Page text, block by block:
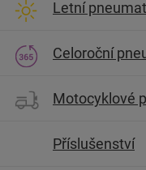
Letní
Celoroční
Motocyklové
Příslušenství